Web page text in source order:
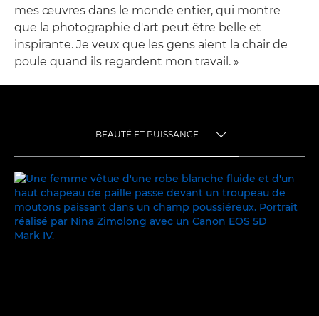
mes œuvres dans le monde entier, qui montre
que la photographie d'art peut être belle et
inspirante. Je veux que les gens aient la chair de
poule quand ils regardent mon travail. »
BEAUTÉ ET PUISSANCE
BEAUTÉ ET PUISSANCE